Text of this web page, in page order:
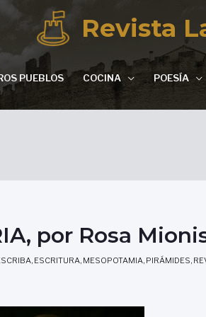
Revista
PUEBLOS COCINA POESÍA
por Rosa
, ESCRITURA, MESOPOTAMIA, PIRÁMIDES,